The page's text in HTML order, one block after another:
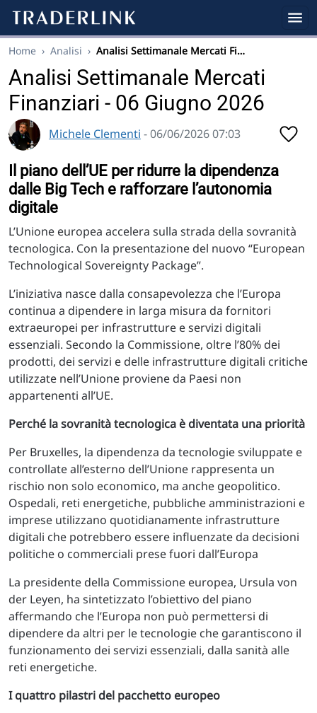
Home › Analisi › Analisi Settimanale Mercati Fi…
Analisi Settimanale Mercati
Finanziari - 06 Giugno 2026
Michele Clementi - 06/06/2026 07:03
Il piano dell’UE per ridurre la dipendenza
dalle Big Tech e rafforzare l’autonomia
digitale
L’Unione europea accelera sulla strada della sovranità
tecnologica. Con la presentazione del nuovo “European
Technological Sovereignty Package”.
L’iniziativa nasce dalla consapevolezza che l’Europa
continua a dipendere in larga misura da fornitori
extraeuropei per infrastrutture e servizi digitali
essenziali. Secondo la Commissione, oltre l’80% dei
prodotti, dei servizi e delle infrastrutture digitali critiche
utilizzate nell’Unione proviene da Paesi non
appartenenti all’UE.
Perché la sovranità tecnologica è diventata una priorità
Per Bruxelles, la dipendenza da tecnologie sviluppate e
controllate all’esterno dell’Unione rappresenta un
rischio non solo economico, ma anche geopolitico.
Ospedali, reti energetiche, pubbliche amministrazioni e
imprese utilizzano quotidianamente infrastrutture
digitali che potrebbero essere influenzate da decisioni
politiche o commerciali prese fuori dall’Europa
La presidente della Commissione europea, Ursula von
der Leyen, ha sintetizzato l’obiettivo del piano
affermando che l’Europa non può permettersi di
dipendere da altri per le tecnologie che garantiscono il
funzionamento dei servizi essenziali, dalla sanità alle
reti energetiche.
I quattro pilastri del pacchetto europeo